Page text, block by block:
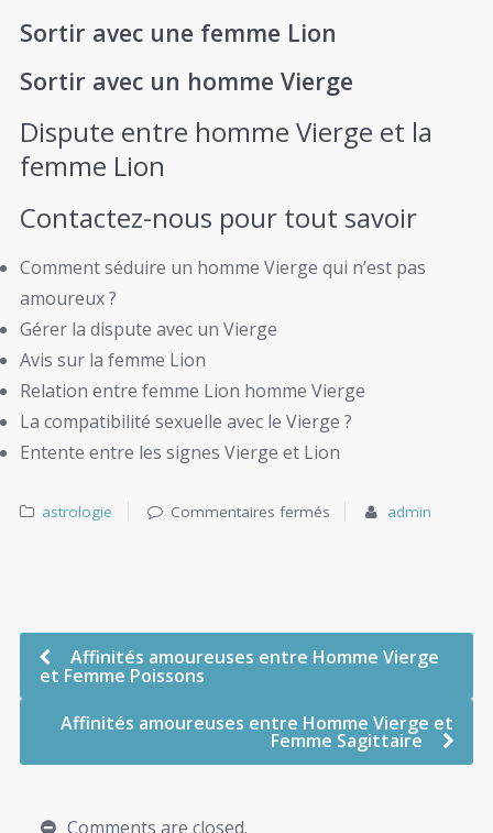
Sortir avec une femme Lion
Sortir avec un homme Vierge
Dispute entre homme Vierge et la
femme Lion
Contactez-nous pour tout savoir
Comment séduire un homme Vierge qui n’est pas
amoureux ?
Gérer la dispute avec un Vierge
Avis sur la femme Lion
Relation entre femme Lion homme Vierge
La compatibilité sexuelle avec le Vierge ?
Entente entre les signes Vierge et Lion
astrologie Commentaires fermés admin
Affinités amoureuses entre Homme Vierge
et Femme Poissons
Affinités amoureuses entre Homme Vierge et
Femme Sagittaire
Comments are closed.